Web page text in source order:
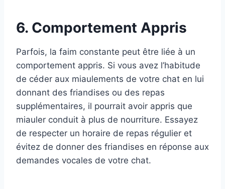
6. Comportement Appris
Parfois, la faim constante peut être liée à un
comportement appris. Si vous avez l’habitude
de céder aux miaulements de votre chat en lui
donnant des friandises ou des repas
supplémentaires, il pourrait avoir appris que
miauler conduit à plus de nourriture. Essayez
de respecter un horaire de repas régulier et
évitez de donner des friandises en réponse aux
demandes vocales de votre chat.